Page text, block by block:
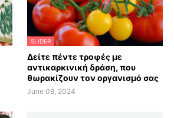
SLIDER
Δείτε πέντε τροφές με
αντικαρκινική δράση, που
θωρακίζουν τον οργανισμό σας
June 08, 2024